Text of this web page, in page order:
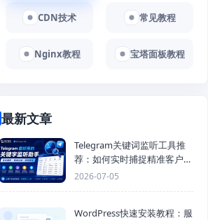
CDN技术 常见教程
Nginx教程 宝塔面板教程
最新文章
Telegram关键词监听工具推
荐：如何实时捕捉精准客户，
提高获客效率？
2026-07-05
WordPress快速安装教程：服